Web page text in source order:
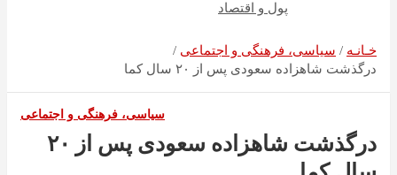
پول و اقتصاد
خـانـه
سیاسی، فرهنگی و اجتماعی
درگذشت شاهزاده سعودی پس از ۲۰ سال کما
سیاسی، فرهنگی و اجتماعی
درگذشت شاهزاده سعودی پس از ۲۰